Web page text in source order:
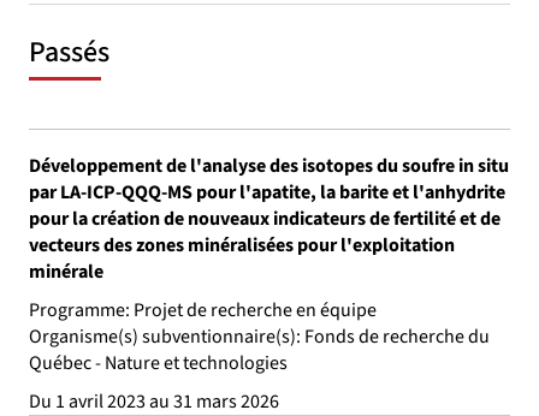
Passés
Développement de l'analyse des isotopes du soufre in situ
par LA-ICP-QQQ-MS pour l'apatite, la barite et l'anhydrite
pour la création de nouveaux indicateurs de fertilité et de
vecteurs des zones minéralisées pour l'exploitation
minérale
Programme: Projet de recherche en équipe
Organisme(s) subventionnaire(s): Fonds de recherche du
Québec - Nature et technologies
Du 1 avril 2023 au 31 mars 2026